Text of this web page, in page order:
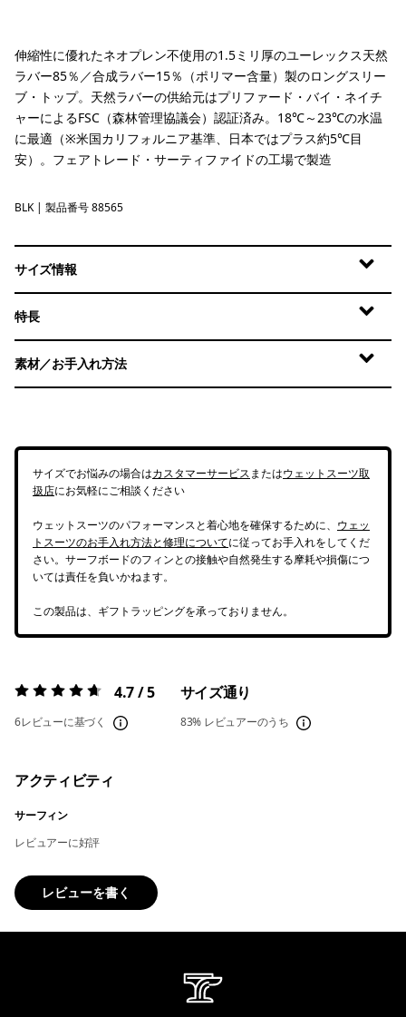
伸縮性に優れたネオプレン不使用の1.5ミリ厚のユーレックス天然
ラバー85％／合成ラバー15％（ポリマー含量）製のロングスリー
ブ・トップ。天然ラバーの供給元はプリファード・バイ・ネイチ
ャーによるFSC（森林管理協議会）認証済み。18℃～23℃の水温
に最適（※米国カリフォルニア基準、日本ではプラス約5℃目
安）。フェアトレード・サーティファイドの工場で製造
Black
BLK | 製品番号 88565
サイズ情報
特長
素材／お手入れ方法
サイズでお悩みの場合はカスタマーサービスまたはウェットスーツ取
扱店にお気軽にご相談ください
ウェットスーツのパフォーマンスと着心地を確保するために、 ウェッ
トスーツのお手入れ方法と修理についてに従ってお手入れをしてくだ
さい。サーフボードのフィンとの接触や自然発生する摩耗や損傷につ
いては責任を負いかねます。
この製品は、ギフトラッピングを承っておりません。
評価:4.7 / 5 4.7 / 5
6レビューに基づく
サイズ通り
83% レビュアーのうち
アクティビティ
サーフィン
レビュアーに好評
レビューを書く